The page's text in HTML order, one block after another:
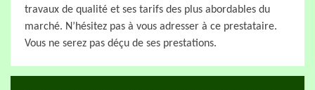
travaux de qualité et ses tarifs des plus abordables du
marché. N’hésitez pas à vous adresser à ce prestataire.
Vous ne serez pas déçu de ses prestations.